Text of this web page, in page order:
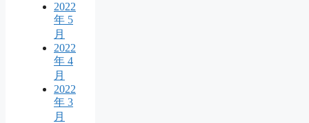
2022
年 5
月
2022
年 4
月
2022
年 3
月